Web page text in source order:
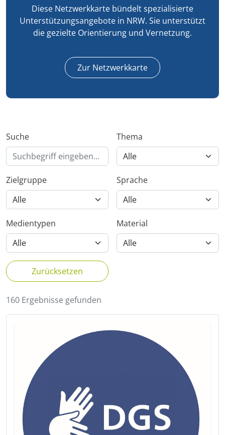
Diese Netzwerkkarte bündelt spezialisierte
Unterstützungsangebote in NRW. Sie unterstützt
die gezielte Orientierung und Vernetzung.
Zur Netzwerkkarte
Suche Thema
Zielgruppe Sprache
Medientypen Material
Zurücksetzen
160 Ergebnisse gefunden